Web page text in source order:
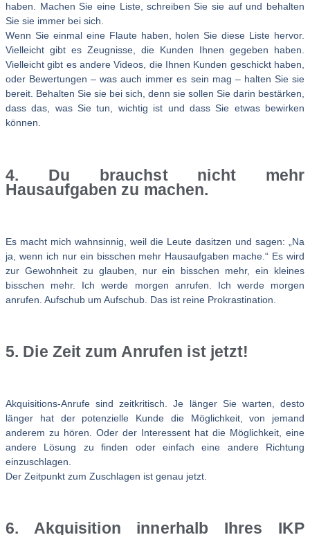
haben. Machen Sie eine Liste, schreiben Sie sie auf und behalten
Sie sie immer bei sich.
Wenn Sie einmal eine Flaute haben, holen Sie diese Liste hervor.
Vielleicht gibt es Zeugnisse, die Kunden Ihnen gegeben haben.
Vielleicht gibt es andere Videos, die Ihnen Kunden geschickt haben,
oder Bewertungen – was auch immer es sein mag – halten Sie sie
bereit. Behalten Sie sie bei sich, denn sie sollen Sie darin bestärken,
dass das, was Sie tun, wichtig ist und dass Sie etwas bewirken
können.
4. Du brauchst nicht mehr
Hausaufgaben zu machen.
Es macht mich wahnsinnig, weil die Leute dasitzen und sagen: „Na
ja, wenn ich nur ein bisschen mehr Hausaufgaben mache.“ Es wird
zur Gewohnheit zu glauben, nur ein bisschen mehr, ein kleines
bisschen mehr. Ich werde morgen anrufen. Ich werde morgen
anrufen. Aufschub um Aufschub. Das ist reine Prokrastination.
5. Die Zeit zum Anrufen ist jetzt!
Akquisitions-Anrufe sind zeitkritisch. Je länger Sie warten, desto
länger hat der potenzielle Kunde die Möglichkeit, von jemand
anderem zu hören. Oder der Interessent hat die Möglichkeit, eine
andere Lösung zu finden oder einfach eine andere Richtung
einzuschlagen.
Der Zeitpunkt zum Zuschlagen ist genau jetzt.
6. Akquisition innerhalb Ihres IKP